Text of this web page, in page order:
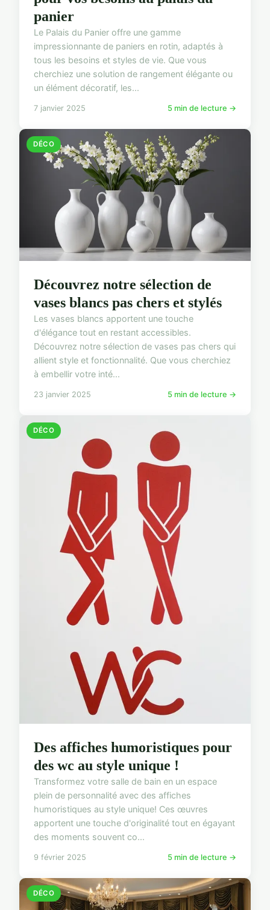
panier
Le Palais du Panier offre une gamme
impressionnante de paniers en rotin, adaptés à
tous les besoins et styles de vie. Que vous
cherchiez une solution de rangement élégante ou
un élément décoratif, les...
7 janvier 2025 5 min de lecture →
DÉCO
Découvrez notre sélection de
vases blancs pas chers et stylés
Les vases blancs apportent une touche
d'élégance tout en restant accessibles.
Découvrez notre sélection de vases pas chers qui
allient style et fonctionnalité. Que vous cherchiez
à embellir votre inté...
23 janvier 2025 5 min de lecture →
DÉCO
Des affiches humoristiques pour
des wc au style unique !
Transformez votre salle de bain en un espace
plein de personnalité avec des affiches
humoristiques au style unique! Ces œuvres
apportent une touche d'originalité tout en égayant
des moments souvent co...
9 février 2025 5 min de lecture →
DÉCO